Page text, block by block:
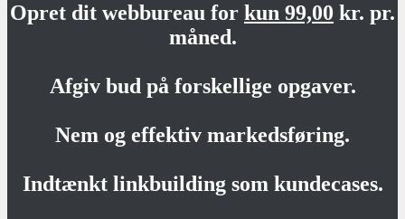
Opret dit webbureau for kun 99,00 kr. pr.
måned.
Afgiv bud på forskellige opgaver.
Nem og effektiv markedsføring.
Indtænkt linkbuilding som kundecases.